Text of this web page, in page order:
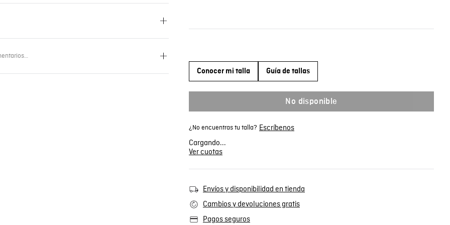
Conocer mi talla Guía de tallas
No disponible
¿No encuentras tu talla? Escríbenos
Cargando...
Ver cuotas
Envíos y disponibilidad en tienda
Cambios y devoluciones gratis
Pagos seguros